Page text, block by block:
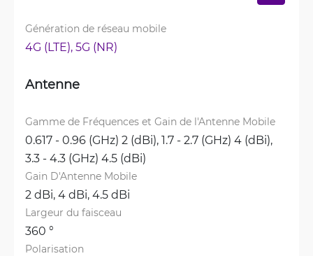
Génération de réseau mobile
4G (LTE), 5G (NR)
Antenne
Gamme de Fréquences et Gain de l'Antenne Mobile
0.617 - 0.96 (GHz) 2 (dBi), 1.7 - 2.7 (GHz) 4 (dBi),
3.3 - 4.3 (GHz) 4.5 (dBi)
Gain D'Antenne Mobile
2 dBi, 4 dBi, 4.5 dBi
Largeur du faisceau
360 °
Polarisation